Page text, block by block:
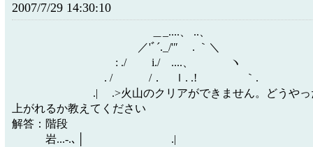
2007/7/29 14:30:10
＿_....、 ..、
／'ﾞ´._/'″ . ｀＼
: ./ i./ ....、 ヽ
. / /． ｌ. .! ｀.
.| .>火山のクリアができません。どうやった
上がれるか教えてください
解答：階段
岩...‐.､│ .|